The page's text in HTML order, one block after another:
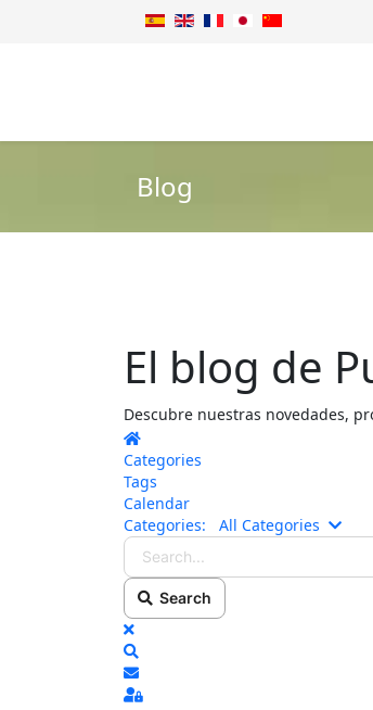
Blog
El blog de
Descubre nuestras novedades,
Home
Categories
Tags
Calendar
Categories:
All Categories
Search
x
Subscribe to blog
Sign In